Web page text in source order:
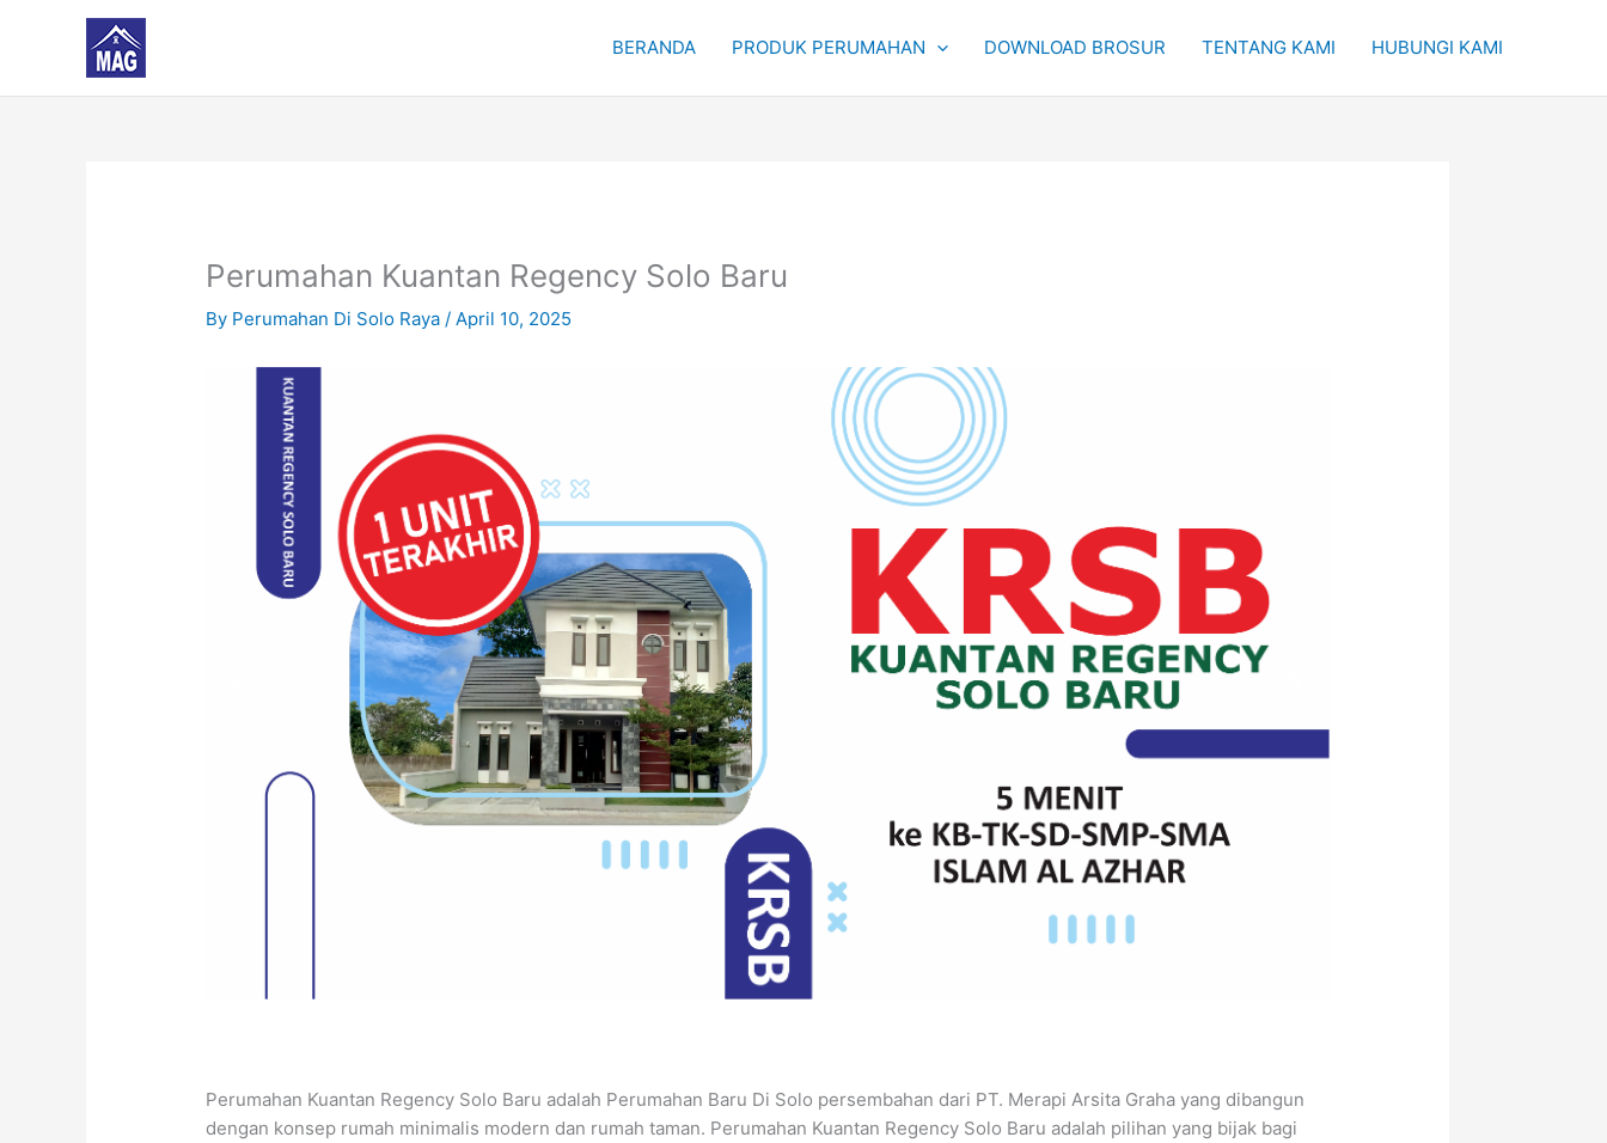
BERANDA PRODUK PERUMAHAN DOWNLOAD BROSUR TENTANG KAMI HUBUNGI KAMI
Perumahan Kuantan Regency Solo Baru
By Perumahan Di Solo Raya/April 10, 2025
Perumahan Kuantan Regency Solo Baru adalah Perumahan Baru Di Solo persembahan dari PT. Merapi Arsita Graha yang dibangun
dengan konsep rumah minimalis modern dan rumah taman. Perumahan Kuantan Regency Solo Baru adalah pilihan yang bijak bagi